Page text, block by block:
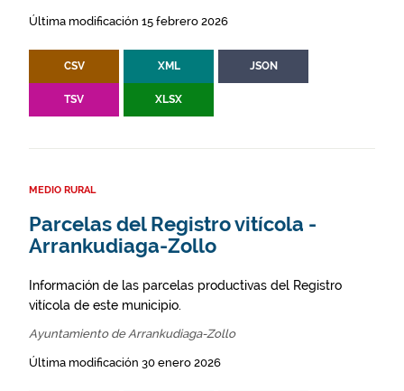
Última modificación 15 febrero 2026
CSV XML JSON
TSV XLSX
MEDIO RURAL
Parcelas del Registro vitícola -
Arrankudiaga-Zollo
Información de las parcelas productivas del Registro
vitícola de este municipio.
Ayuntamiento de Arrankudiaga-Zollo
Última modificación 30 enero 2026